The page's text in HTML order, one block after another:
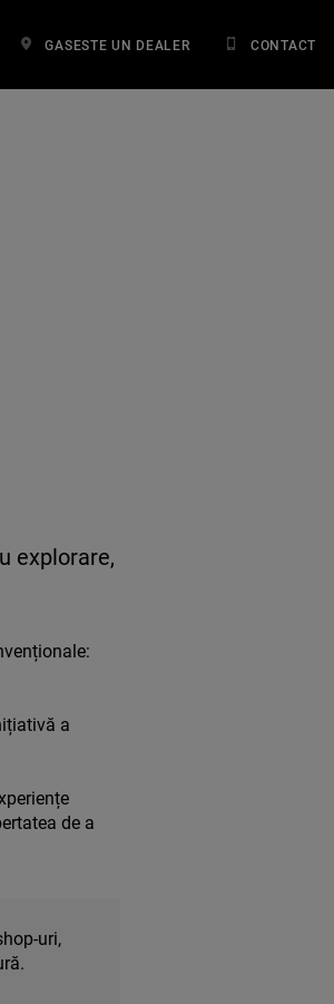
GASESTE UN DEALER CONTACT
explorare,
a
de a
uri,